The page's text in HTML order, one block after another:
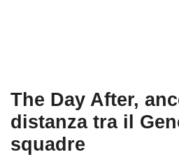
The Day After,
distanza tra il
squadre